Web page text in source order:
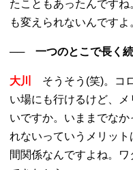
たこともあったんですね
も変えられないんですよ
── 一つのとこで長く続
大川
そうそう(笑)。コ
い場にも行けるけど、
いですか。いままでな
れないっていうメリッ
間関係なんですよね。